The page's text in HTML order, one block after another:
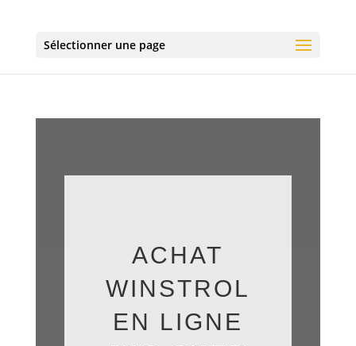
Sélectionner une page
ACHAT
WINSTROL
EN LIGNE